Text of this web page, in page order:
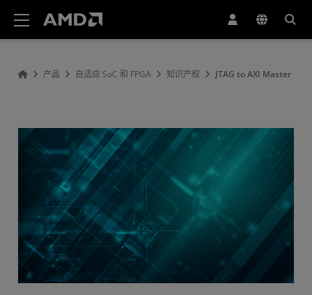
产品 自适应 SoC 和 FPGA 知识产权 JTAG to AXI Master